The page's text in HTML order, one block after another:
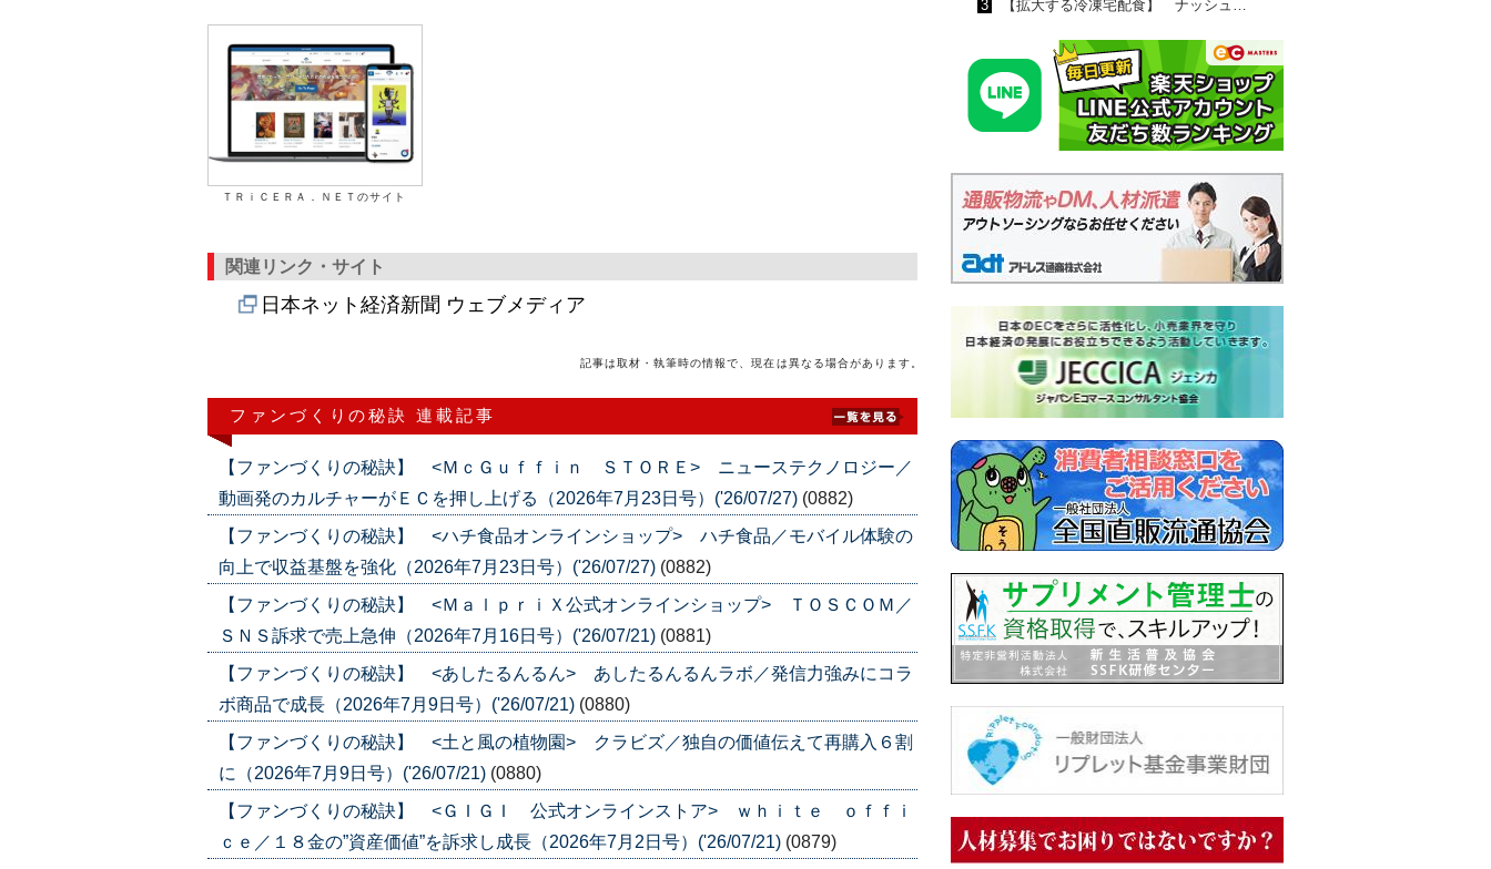
ＴＲｉＣＥＲＡ．ＮＥＴのサイト
関連リンク・サイト
日本ネット経済新聞 ウェブメディア
記事は取材・執筆時の情報で、現在は異なる場合があります。
ファンづくりの秘訣 連載記事
【ファンづくりの秘訣】 <ＭｃＧｕｆｆｉｎ ＳＴＯＲＥ> ニューステクノロジー／
動画発のカルチャーがＥＣを押し上げる（2026年7月23日号）('26/07/27) (0882)
【ファンづくりの秘訣】 <ハチ食品オンラインショップ> ハチ食品／モバイル体験の
向上で収益基盤を強化（2026年7月23日号）('26/07/27) (0882)
【ファンづくりの秘訣】 <ＭａｌｐｒｉＸ公式オンラインショップ> ＴＯＳＣＯＭ／
ＳＮＳ訴求で売上急伸（2026年7月16日号）('26/07/21) (0881)
【ファンづくりの秘訣】 <あしたるんるん> あしたるんるんラボ／発信力強みにコラ
ボ商品で成長（2026年7月9日号）('26/07/21) (0880)
【ファンづくりの秘訣】 <土と風の植物園> クラビズ／独自の価値伝えて再購入６割
に（2026年7月9日号）('26/07/21) (0880)
【ファンづくりの秘訣】 <ＧＩＧＩ 公式オンラインストア> ｗｈｉｔｅ ｏｆｆｉ
ｃｅ／１８金の”資産価値”を訴求し成長（2026年7月2日号）('26/07/21) (0879)
3
【拡大する冷凍宅配食】 ナッシュ…